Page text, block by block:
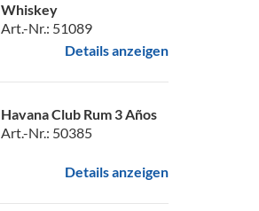
Whiskey
Art.-Nr.: 51089
Details anzeigen
Havana Club Rum 3 Años
Art.-Nr.: 50385
Details anzeigen